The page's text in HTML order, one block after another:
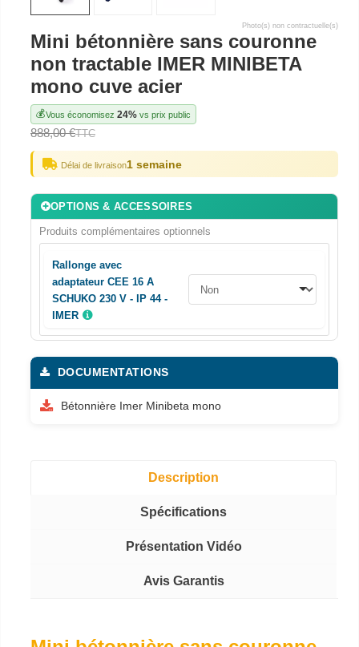
Photo(s) non contractuelle(s)
Mini bétonnière sans couronne
non tractable IMER MINIBETA
mono cuve acier
💰Vous économisez 24% vs prix public
888,00 €TTC
Délai de livraison1 semaine
OPTIONS & ACCESSOIRES
Produits complémentaires optionnels
Rallonge avec
adaptateur CEE 16 A
SCHUKO 230 V - IP 44 -
IMER
DOCUMENTATIONS
Bétonnière Imer Minibeta mono
Description
Spécifications
Présentation Vidéo
Avis Garantis